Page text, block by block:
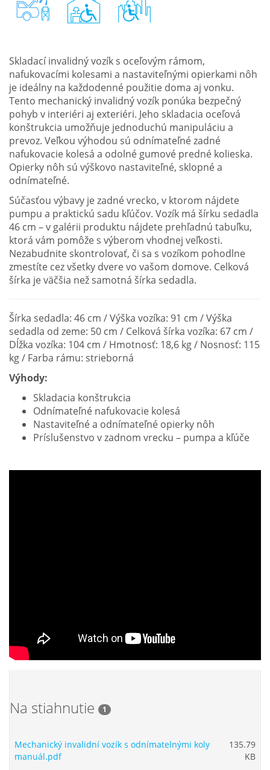
Skladací invalidný vozík s oceľovým rámom,
nafukovacími kolesami a nastaviteľnými opierkami nôh
je ideálny na každodenné použitie doma aj vonku.
Tento mechanický invalidný vozík ponúka bezpečný
pohyb v interiéri aj exteriéri. Jeho skladacia oceľová
konštrukcia umožňuje jednoduchú manipuláciu a
prevoz. Veľkou výhodou sú odnímateľné zadné
nafukovacie kolesá a odolné gumové predné kolieska.
Opierky nôh sú výškovo nastaviteľné, sklopné a
odnímateľné.
Súčasťou výbavy je zadné vrecko, v ktorom nájdete
pumpu a praktickú sadu kľúčov. Vozík má šírku sedadla
46 cm – v galérii produktu nájdete prehľadnú tabuľku,
ktorá vám pomôže s výberom vhodnej veľkosti.
Nezabudnite skontrolovať, či sa s vozíkom pohodlne
zmestíte cez všetky dvere vo vašom domove. Celková
šírka je väčšia než samotná šírka sedadla.
Šírka sedadla: 46 cm / Výška vozíka: 91 cm / Výška
sedadla od zeme: 50 cm / Celková šírka vozíka: 67 cm /
Dĺžka vozíka: 104 cm / Hmotnosť: 18,6 kg / Nosnosť: 115
kg / Farba rámu: strieborná
Výhody:
Skladacia konštrukcia
Odnímateľné nafukovacie kolesá
Nastaviteľné a odnímateľné opierky nôh
Príslušenstvo v zadnom vrecku – pumpa a kľúče
Na stiahnutie 1
Mechanický invalidní vozík s odnímatelnými koly
manuál.pdf
135.79
KB